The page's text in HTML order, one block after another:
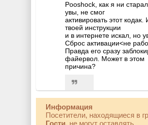
Pooshock, как я ни
увы, не смог
активировать этот кодак.
твоей инструкции
и в интернете искал, но
Сброс активации<не
Правда его сразу
файервол. Может в этом
причина?
Информация
Посетители, находящиеся в